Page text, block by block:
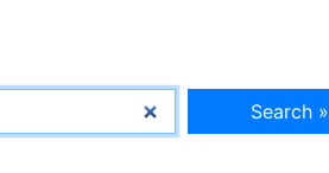
Search »